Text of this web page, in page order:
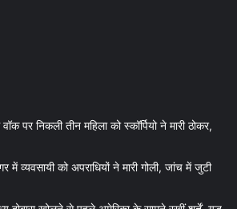
पर निकली तीन महिला को स्कॉर्पियो ने मारी ठोकर,
व्यवसायी को अपराधियों ने मारी गोली, जांच में जुटी